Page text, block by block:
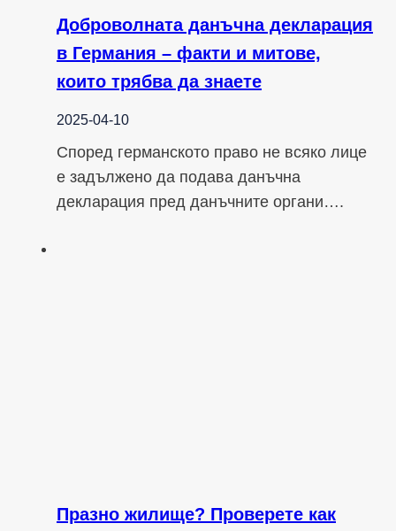
Доброволната данъчна декларация
в Германия – факти и митове,
които трябва да знаете
2025-04-10
Според германското право не всяко лице
е задължено да подава данъчна
декларация пред данъчните органи….
Празно жилище? Проверете как